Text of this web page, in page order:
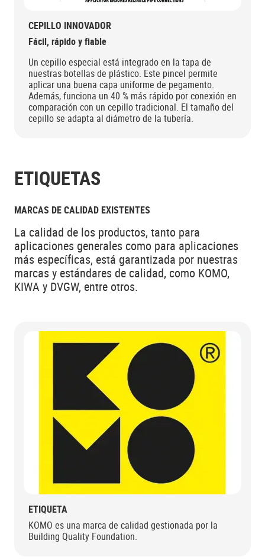
CEPILLO INNOVADOR
Fácil, rápido y fiable
Un cepillo especial está integrado en la tapa de
nuestras botellas de plástico. Este pincel permite
aplicar una buena capa uniforme de pegamento.
Además, funciona un 40 % más rápido por conexión en
comparación con un cepillo tradicional. El tamaño del
cepillo se adapta al diámetro de la tubería.
ETIQUETAS
MARCAS DE CALIDAD EXISTENTES
La calidad de los productos, tanto para
aplicaciones generales como para aplicaciones
más específicas, está garantizada por nuestras
marcas y estándares de calidad, como KOMO,
KIWA y DVGW, entre otros.
ETIQUETA
KOMO es una marca de calidad gestionada por la
Building Quality Foundation.